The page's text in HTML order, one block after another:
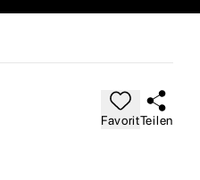
FavoritTeilen